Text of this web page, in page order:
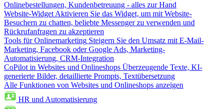
Onlinebestellungen, Kundenbetreuung - alles zur Hand
Website-Widget Aktivieren Sie das Widget, um mit Website-
Besuchern zu chatten, beliebte Messenger zu verwenden und
Rückrufanfragen zu akzeptieren
Tools für Onlinemarketing Steigern Sie den Umsatz mit E-Mail-
Marketing, Facebook oder Google Ads, Marketing-
Automatisierung, CRM-Integration
CoPilot in Websites und Onlineshops Überzeugende Texte, KI-
generierte Bilder, detaillierte Prompts, Textübersetzung
Alle Funktionen von Websites und Onlineshops anzeigen
HR und Automatisierung